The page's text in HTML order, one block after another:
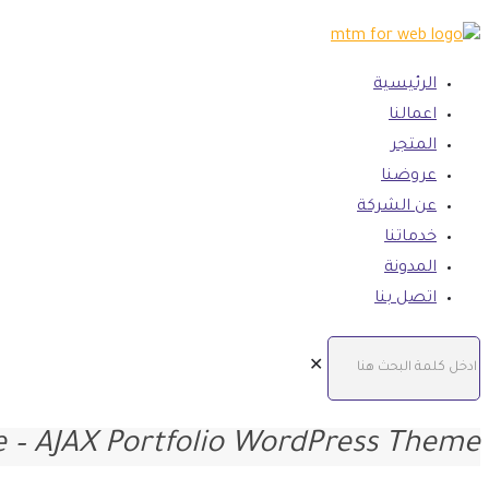
الرئيسية
اعمالنا
المتجر
عروضنا
عن الشركة
خدماتنا
المدونة
اتصل بنا
✕
– AJAX Portfolio WordPress Theme